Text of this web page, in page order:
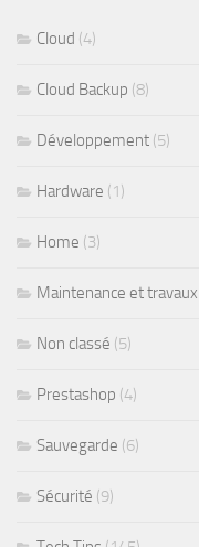
Cloud (4)
Cloud Backup (8)
Développement (5)
Hardware (1)
Home (3)
Maintenance et travaux
Non classé (5)
Prestashop (4)
Sauvegarde (6)
Sécurité (9)